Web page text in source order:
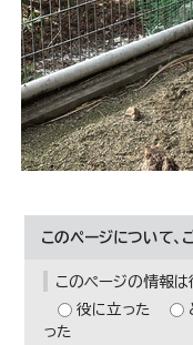
このページについて、
このページの情報は
役に立った
った